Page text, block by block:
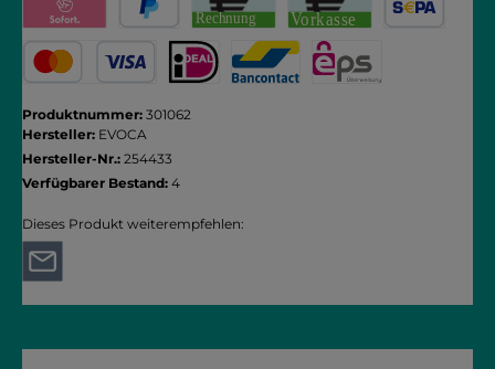
Rechnung Vorkasse
Produktnummer: 301062
Hersteller: EVOCA
Hersteller-Nr.: 254433
Verfügbarer Bestand: 4
Dieses Produkt weiterempfehlen: